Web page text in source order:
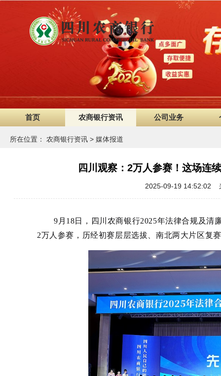
首页 农商银行资讯 公司业务
所在位置： 农商银行资讯 > 媒体报道
四川观察：2万人参赛！这场连
2025-09-19 14:52:02
9月18日，四川农商银行2025年法律合规及清
2万人参赛，历经初赛层层选拔、南北两大片区复